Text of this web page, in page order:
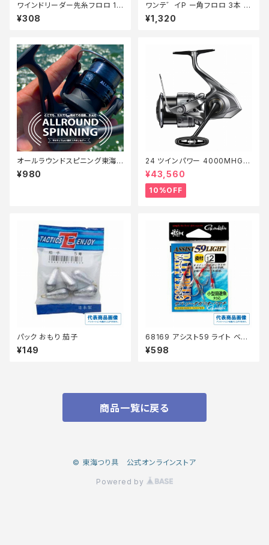
ワインドリーダー先糸フロロ 12
ーS 10ｃm
¥308
ワンテ゛イP ー角フロロ 3本 6.
5
¥1,320
オールラウンドスピニング東海B
K 3号100M付【Tオリ】
¥980
24 ツインパワー 4000MHG
【継続セール_リール】【10】
¥43,560
10%OFF
パック おもり 茄子
¥149
68169 アシスト59 ライト ベイ
トプラス 1 シルバー
¥598
商品一覧に戻る
© 東海つり具 公式オンラインストア
Powered by